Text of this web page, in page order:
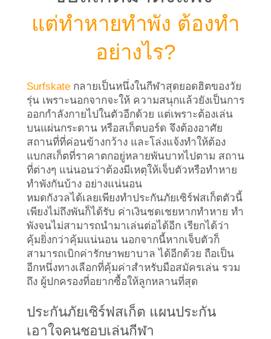
แต่ทำหายทำพัง ต้องทำ
อย่างไร?
Surfskate กลายเป็นหนึ่งในกีฬาสุดยอดฮิตของวัย
รุ่น เพราะนอกจากจะให้ ความสนุกแล้วยังเป็นการ
ออกกำลังกายไปในตัวอีกด้วย แต่เพราะต้องเล่น
บนแผ่นกระดาน หรือสเก็ตบอร์ด จึงต้องอาศัย
สถานที่ที่ค่อนข้างกว้าง และโล่งแจ้งทำให้ต้อง
แบกสเก็ตที่ราคาตกอยู่หลายพันบาทไปตาม สถาน
ที่ต่างๆ แน่นอนว่าต้องมีเหตุให้เจ็บตัวหรือทำหาย
ทำพังกันบ้าง อย่างแน่นอน
หมดกังวลได้เลยเพียงทำประกันภัยเซิร์ฟสเก็ตตัวนี้
เพียงไม่ถึงพันก็ได้รับ ค่าเงินชดเชยหากทำหาย ทำ
พังจนไม่สามารถนำมาเล่นต่อได้อีก เรียกได้ว่า
คุ้มยิ่งกว่าคุ้มแน่นอน นอกจากนี้หากเจ็บตัวก็
สามารถเบิกค่ารักษาพยาบาล ได้อีกด้วย ถือเป็น
อีกหนึ่งทางเลือกที่คุ้มค่าสำหรับมือสมัครเล่น รวม
ถึง ผู้ปกครองที่อยากซื้อให้ลูกหลานที่สุด
ประกันภัยเซิร์ฟสเก็ต แผนประกัน
เอาใจคนชอบเล่นกีฬา